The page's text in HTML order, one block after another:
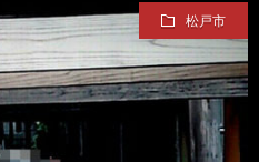
松戸市